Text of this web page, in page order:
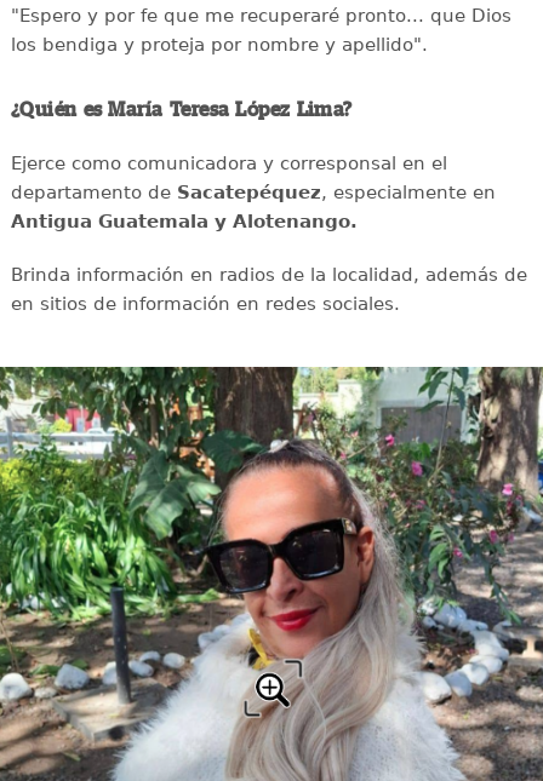
"Espero y por fe que me recuperaré pronto... que Dios
los bendiga y proteja por nombre y apellido".
¿Quién es María Teresa López Lima?
Ejerce como comunicadora y corresponsal en el
departamento de Sacatepéquez, especialmente en
Antigua Guatemala y Alotenango.
Brinda información en radios de la localidad, además de
en sitios de información en redes sociales.